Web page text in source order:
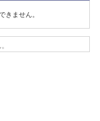
きません。